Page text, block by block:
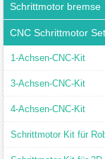
Schrittmotor bremse
CNC Schrittmotor Set
1-Achsen-CNC-Kit
3-Achsen-CNC-Kit
4-Achsen-CNC-Kit
Schrittmotor Kit für